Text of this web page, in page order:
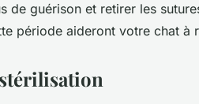
de guérison et retirer les
période aideront votre chat à